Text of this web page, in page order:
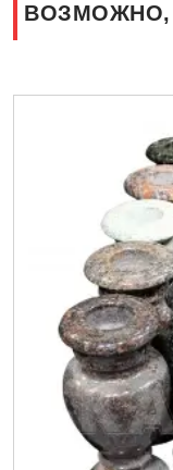
ВОЗМОЖНО,